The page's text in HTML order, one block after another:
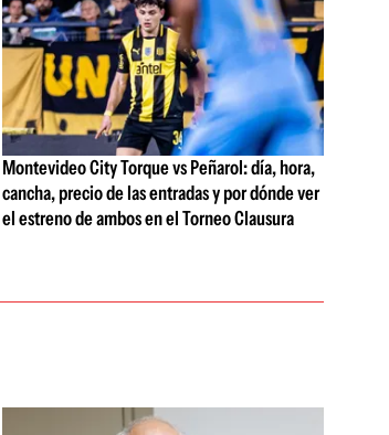
Montevideo City Torque vs Peñarol: día, hora,
cancha, precio de las entradas y por dónde ver
el estreno de ambos en el Torneo Clausura